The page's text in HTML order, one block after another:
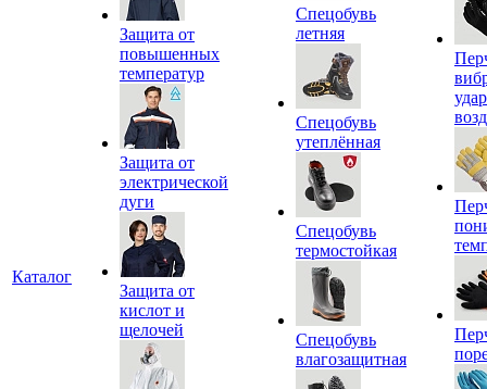
Каталог
Защита от
повышенных
температур
Защита от
электрической
дуги
Защита от
кислот и
щелочей
Спецобувь
летняя
Спецобувь
утеплённая
Спецобувь
термостойкая
Спецобувь
влагозащитная